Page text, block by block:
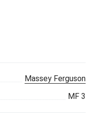
Massey Ferguson
MF 3